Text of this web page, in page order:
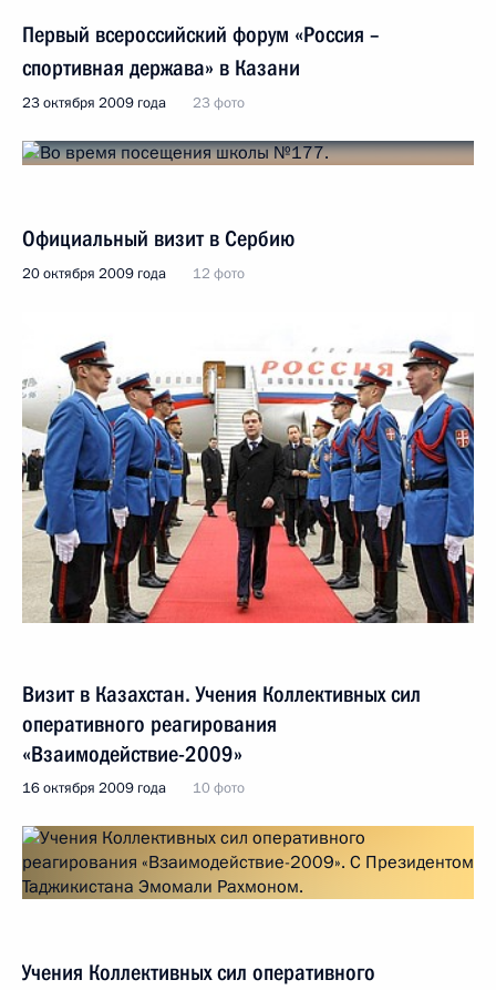
Первый всероссийский форум «Россия –
спортивная держава» в Казани
23 октября 2009 года 23 фото
Официальный визит в Сербию
20 октября 2009 года 12 фото
Визит в Казахстан. Учения Коллективных сил
оперативного реагирования
«Взаимодействие-2009»
16 октября 2009 года 10 фото
Учения Коллективных сил оперативного